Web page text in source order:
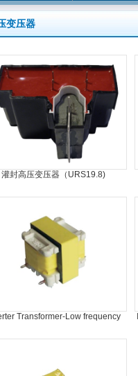
变压器
灌封高压变压器（URS19.8)
Transformer-Low frequency